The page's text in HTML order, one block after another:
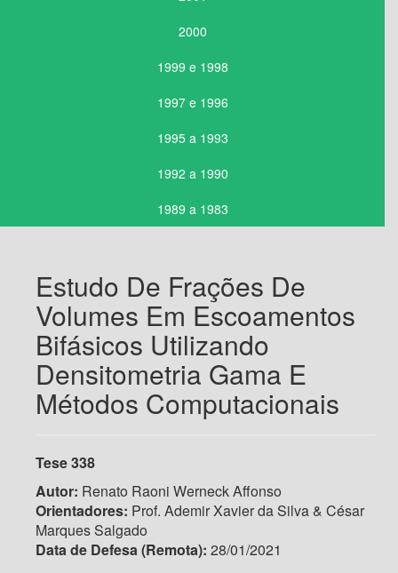
2000
1999 e 1998
1997 e 1996
1995 a 1993
1992 a 1990
1989 a 1983
Estudo De Frações De
Volumes Em Escoamentos
Bifásicos Utilizando
Densitometria Gama E
Métodos Computacionais
Tese 338
Autor: Renato Raoni Werneck Affonso
Orientadores: Prof. Ademir Xavier da Silva & César
Marques Salgado
Data de Defesa (Remota): 28/01/2021